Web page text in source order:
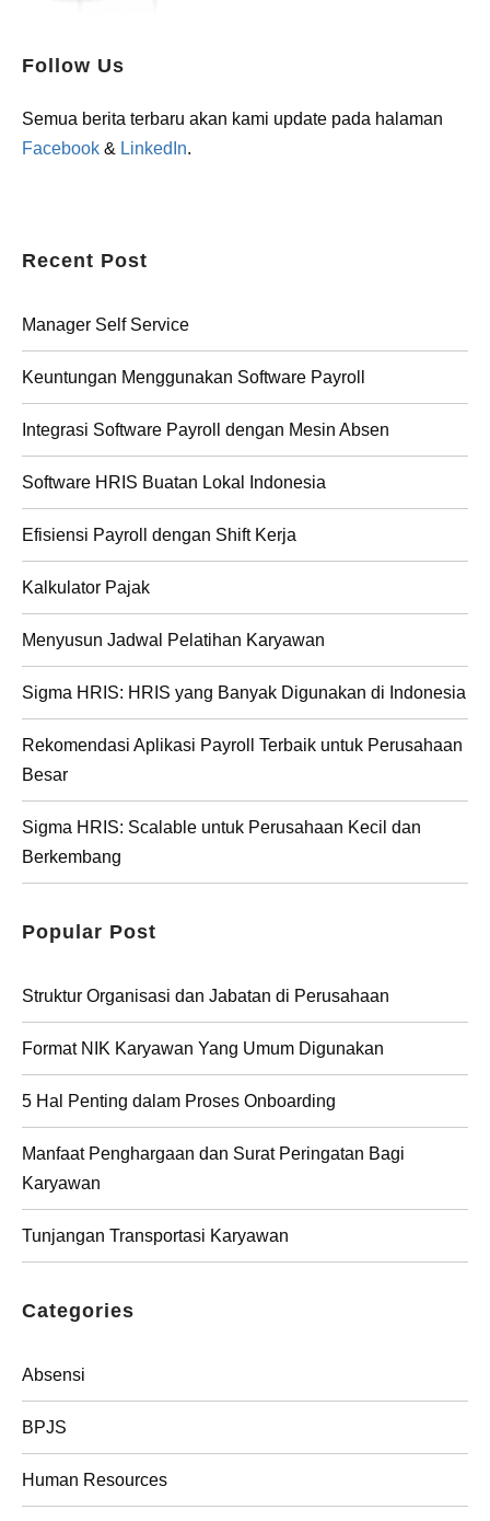
Follow Us
Semua berita terbaru akan kami update pada halaman
Facebook & LinkedIn.
Recent Post
Manager Self Service
Keuntungan Menggunakan Software Payroll
Integrasi Software Payroll dengan Mesin Absen
Software HRIS Buatan Lokal Indonesia
Efisiensi Payroll dengan Shift Kerja
Kalkulator Pajak
Menyusun Jadwal Pelatihan Karyawan
Sigma HRIS: HRIS yang Banyak Digunakan di Indonesia
Rekomendasi Aplikasi Payroll Terbaik untuk Perusahaan
Besar
Sigma HRIS: Scalable untuk Perusahaan Kecil dan
Berkembang
Popular Post
Struktur Organisasi dan Jabatan di Perusahaan
Format NIK Karyawan Yang Umum Digunakan
5 Hal Penting dalam Proses Onboarding
Manfaat Penghargaan dan Surat Peringatan Bagi
Karyawan
Tunjangan Transportasi Karyawan
Categories
Absensi
BPJS
Human Resources